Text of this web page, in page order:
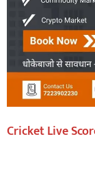
Cricket Live